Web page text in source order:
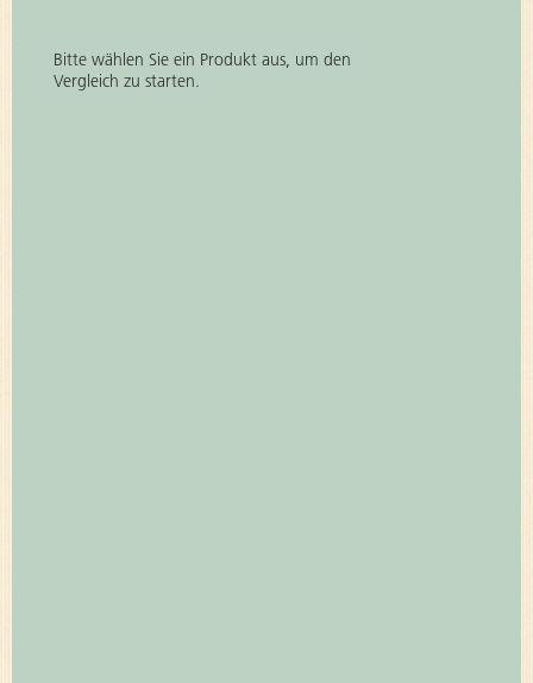
Bitte wählen Sie ein Produkt aus, um den
Vergleich zu starten.